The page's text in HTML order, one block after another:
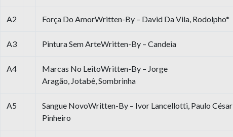
A2 Força Do AmorWritten-By – David Da Vila, Rodolpho*
A3 Pintura Sem ArteWritten-By – Candeia
A4
Marcas No LeitoWritten-By – Jorge
Aragão, Jotabê, Sombrinha
A5
Sangue NovoWritten-By – Ivor Lancellotti, Paulo César
Pinheiro